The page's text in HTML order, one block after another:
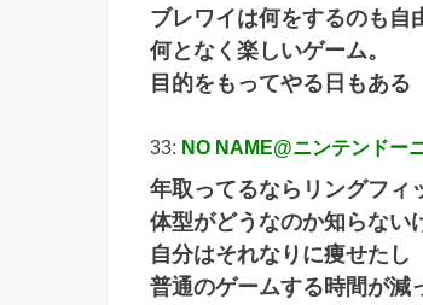
ブレワイは何をするのも自
何となく楽しいゲーム。
目的をもってやる日もある
33: NO NAME@ニンテンドー
年取ってるならリングフィ
体型がどうなのか知らない
自分はそれなりに痩せたし
普通のゲームする時間が減